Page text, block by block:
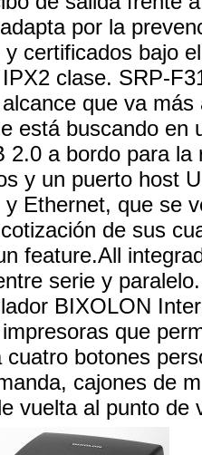
por la
certificados bajo
clase. SRP-
que va más
está buscando en
2.0 a bordo para la
y un puerto host
Ethernet, que se
de sus
feature.All
serie y
BIXOLON
que
botones
cajones de
vuelta al punto de